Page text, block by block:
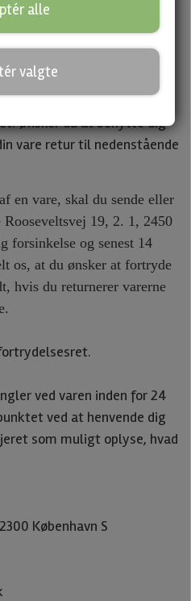
privatperson) har du
Ønsker du at benytte dig
vare retur til nedenstående
en vare, skal du sende eller
19, 2. 1, 2450
forsinkelse og senest 14
os, at du ønsker at fortryde
hvis du returnerer varerne
ved varen inden for 24
ved at henvende dig
som muligt oplyse, hvad
København S
alle
valgte